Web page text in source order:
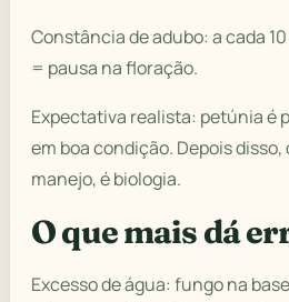
Constância de adubo: a cada
= pausa na floração.
Expectativa realista: petúnia é
em boa condição. Depois
manejo, é biologia.
O que mais dá
Excesso de água: fungo na